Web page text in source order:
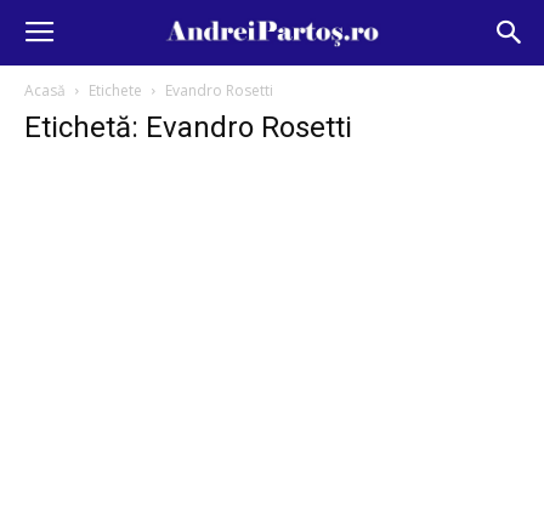
Acasă Etichete Evandro Rosetti
Etichetă: Evandro Rosetti